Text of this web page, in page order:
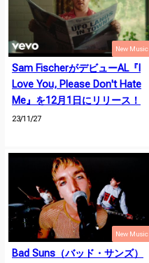
New Music
Sam FischerがデビューAL『I
Love You, Please Don't Hate
Me』を12月1日にリリース！
23/11/27
New Music
Bad Suns（バッド・サンズ）